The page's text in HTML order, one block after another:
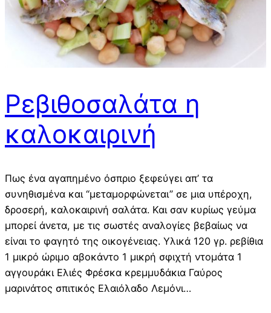
Ρεβιθοσαλάτα η
καλοκαιρινή
Πως ένα αγαπημένο όσπριο ξεφεύγει απ’ τα
συνηθισμένα και “μεταμορφώνεται” σε μια υπέροχη,
δροσερή, καλοκαιρινή σαλάτα. Και σαν κυρίως γεύμα
μπορεί άνετα, με τις σωστές αναλογίες βεβαίως να
είναι το φαγητό της οικογένειας. Υλικά 120 γρ. ρεβίθια
1 μικρό ώριμο αβοκάντο 1 μικρή σφιχτή ντομάτα 1
αγγουράκι Ελιές Φρέσκα κρεμμυδάκια Γαύρος
μαρινάτος σπιτικός Ελαιόλαδο Λεμόνι…